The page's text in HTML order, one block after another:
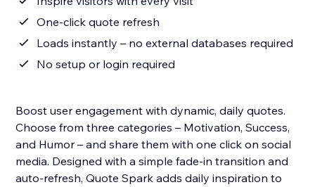
One-click quote refresh
Loads instantly – no external databases required
No setup or login required
Boost user engagement with dynamic, daily quotes.
Choose from three categories – Motivation, Success,
and Humor – and share them with one click on social
media. Designed with a simple fade-in transition and
auto-refresh, Quote Spark adds daily inspiration to